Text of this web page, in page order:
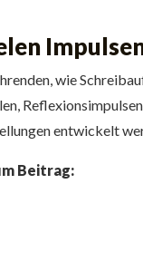
wie
entwickelt
Beitrag: